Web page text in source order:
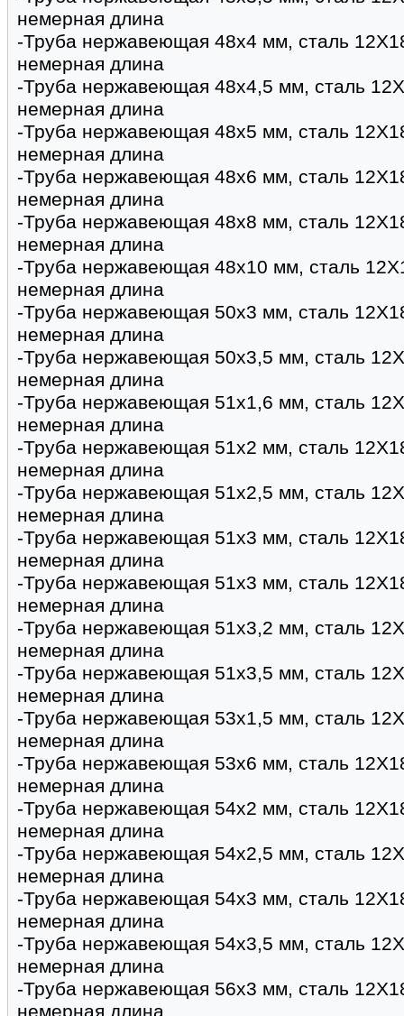
немерная длина
-Труба нержавеющая 48х4 мм, сталь
немерная длина
-Труба нержавеющая 48х4,5 мм, сталь
немерная длина
-Труба нержавеющая 48х5 мм, сталь
немерная длина
-Труба нержавеющая 48х6 мм, сталь
немерная длина
-Труба нержавеющая 48х8 мм, сталь
немерная длина
-Труба нержавеющая 48х10 мм, сталь
немерная длина
-Труба нержавеющая 50х3 мм, сталь
немерная длина
-Труба нержавеющая 50х3,5 мм, сталь
немерная длина
-Труба нержавеющая 51х1,6 мм, сталь
немерная длина
-Труба нержавеющая 51х2 мм, сталь
немерная длина
-Труба нержавеющая 51х2,5 мм, сталь
немерная длина
-Труба нержавеющая 51х3 мм, сталь
немерная длина
-Труба нержавеющая 51х3 мм, сталь
немерная длина
-Труба нержавеющая 51х3,2 мм, сталь
немерная длина
-Труба нержавеющая 51х3,5 мм, сталь
немерная длина
-Труба нержавеющая 53х1,5 мм, сталь
немерная длина
-Труба нержавеющая 53х6 мм, сталь
немерная длина
-Труба нержавеющая 54х2 мм, сталь
немерная длина
-Труба нержавеющая 54х2,5 мм, сталь
немерная длина
-Труба нержавеющая 54х3 мм, сталь
немерная длина
-Труба нержавеющая 54х3,5 мм, сталь
немерная длина
-Труба нержавеющая 56х3 мм, сталь